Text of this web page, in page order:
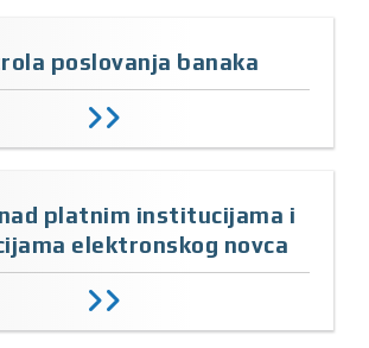
poslovanja banaka
platnim institucijama i
elektronskog novca